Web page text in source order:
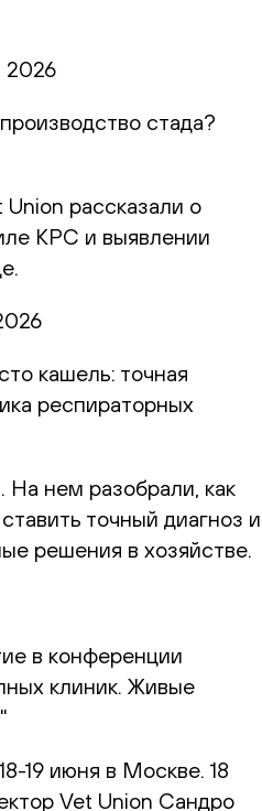
2026
стада?
рассказали о
КРС и выявлении
кашель: точная
респираторных
На нем разобрали, как
точный диагноз и
решения в хозяйстве.
в конференции
клиник. Живые
19 июня в Москве. 18
Vet Union Сандро